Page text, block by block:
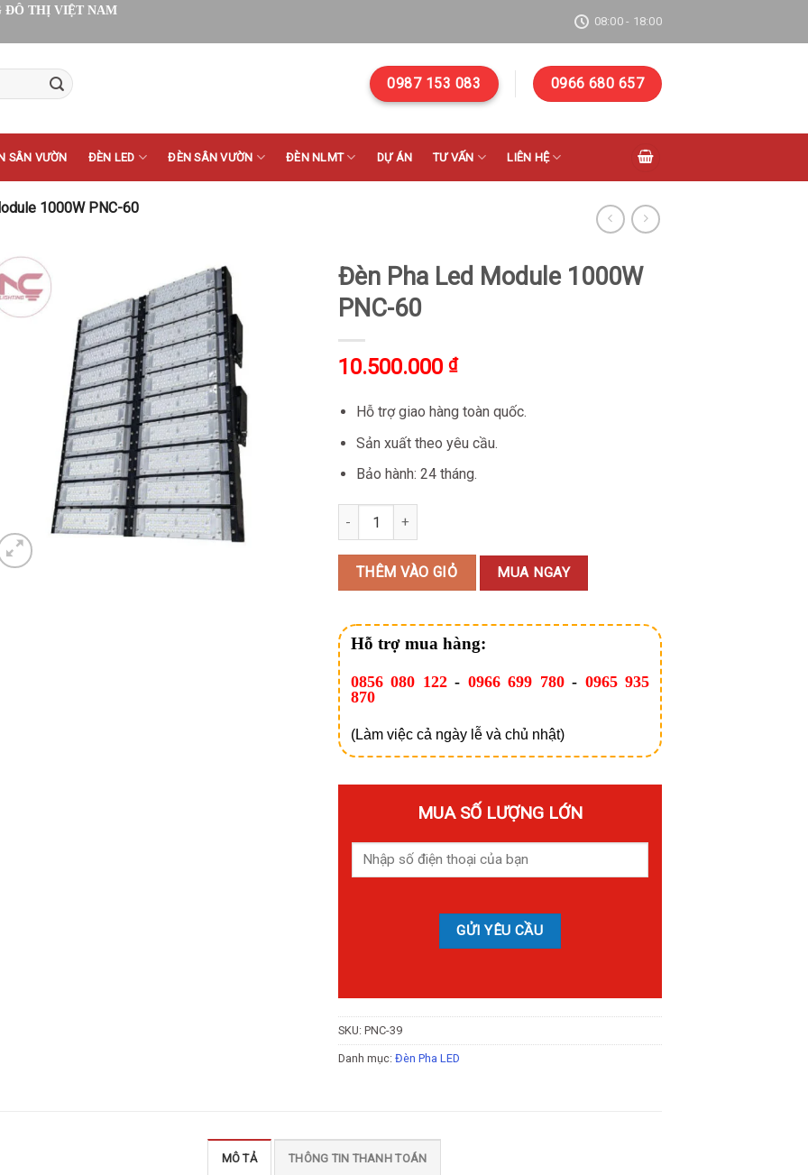
ĐÔ THỊ VIỆT NAM
08:00 - 18:00
0987 153 083 0966 680 657
SÂN VƯỜN ĐÈN LED ĐÈN SÂN VƯỜN ĐÈN NLMT DỰ ÁN TƯ VẤN LIÊN HỆ
1000W PNC-60
Đèn Pha Led Module 1000W
PNC-60
10.500.000 ₫
Hỗ trợ giao hàng toàn quốc.
Sản xuất theo yêu cầu.
Bảo hành: 24 tháng.
Đèn Pha Led Module 1000W PNC-60 số lượng
THÊM VÀO GIỎ MUA NGAY
Hỗ trợ mua hàng:
0856 080 122 - 0966 699 780 - 0965 935
870
(Làm việc cả ngày lễ và chủ nhật)
MUA SỐ LƯỢNG LỚN
SKU: PNC-39
Danh mục: Đèn Pha LED
MÔ TẢ THÔNG TIN THANH TOÁN